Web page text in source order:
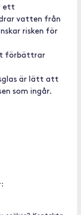
ett
vatten från
risken för
förbättrar
är lätt att
som ingår.